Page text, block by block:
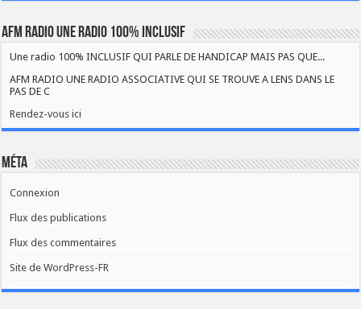
AFM RADIO UNE RADIO 100% INCLUSIF
Une radio 100% INCLUSIF QUI PARLE DE HANDICAP MAIS PAS QUE...
AFM RADIO UNE RADIO ASSOCIATIVE QUI SE TROUVE A LENS DANS LE
PAS DE C
Rendez-vous ici
Méta
Connexion
Flux des publications
Flux des commentaires
Site de WordPress-FR